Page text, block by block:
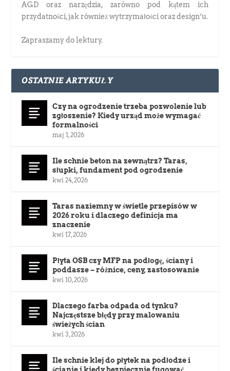
AGD oraz narzędzia, zarówno pod kątem ich
przydatności, jak również wytrzymałości oraz design’u.
Zapraszamy do lektury.
OSTATNIE ARTYKUŁY
Czy na ogrodzenie trzeba pozwolenie lub
zgłoszenie? Kiedy urząd może wymagać
formalności
maj 1, 2026
Ile schnie beton na zewnątrz? Taras,
słupki, fundament pod ogrodzenie
kwi 24, 2026
Taras naziemny w świetle przepisów w
2026 roku i dlaczego definicja ma
znaczenie
kwi 17, 2026
Płyta OSB czy MFP na podłogę, ściany i
poddasze – różnice, ceny, zastosowanie
kwi 10, 2026
Dlaczego farba odpada od tynku?
Najczęstsze błędy przy malowaniu
świeżych ścian
kwi 3, 2026
Ile schnie klej do płytek na podłodze i
ścianie i kiedy bezpiecznie fugować